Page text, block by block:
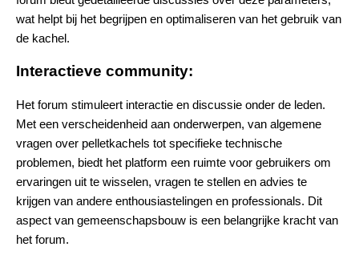
wat helpt bij het begrijpen en optimaliseren van het gebruik van
de kachel.
Interactieve community:
Het forum stimuleert interactie en discussie onder de leden.
Met een verscheidenheid aan onderwerpen, van algemene
vragen over pelletkachels tot specifieke technische
problemen, biedt het platform een ruimte voor gebruikers om
ervaringen uit te wisselen, vragen te stellen en advies te
krijgen van andere enthousiastelingen en professionals. Dit
aspect van gemeenschapsbouw is een belangrijke kracht van
het forum.